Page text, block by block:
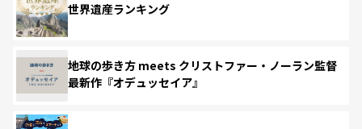
世界遺産ランキング
地球の歩き方 meets クリストファー・ノーラン監督
最新作『オデュッセイア』